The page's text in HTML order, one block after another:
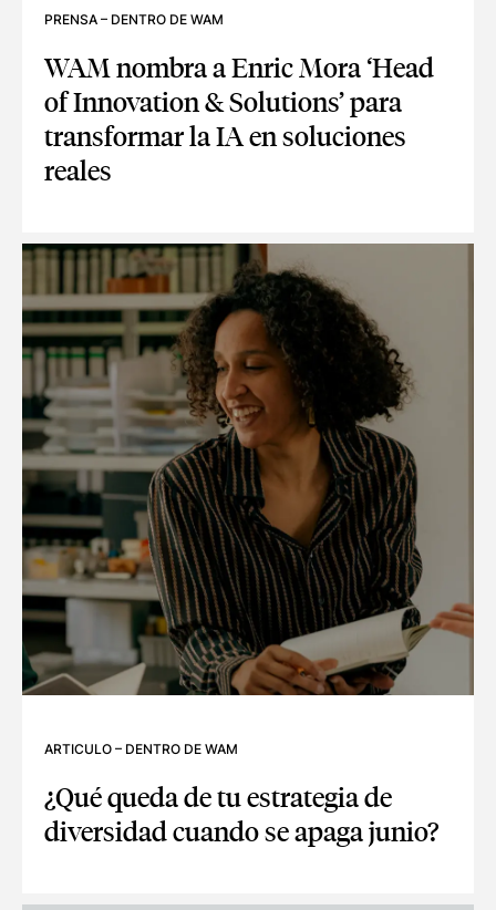
PRENSA – DENTRO DE WAM
WAM nombra a Enric Mora ‘Head
of Innovation & Solutions’ para
transformar la IA en soluciones
reales
ARTICULO – DENTRO DE WAM
¿Qué queda de tu estrategia de
diversidad cuando se apaga junio?